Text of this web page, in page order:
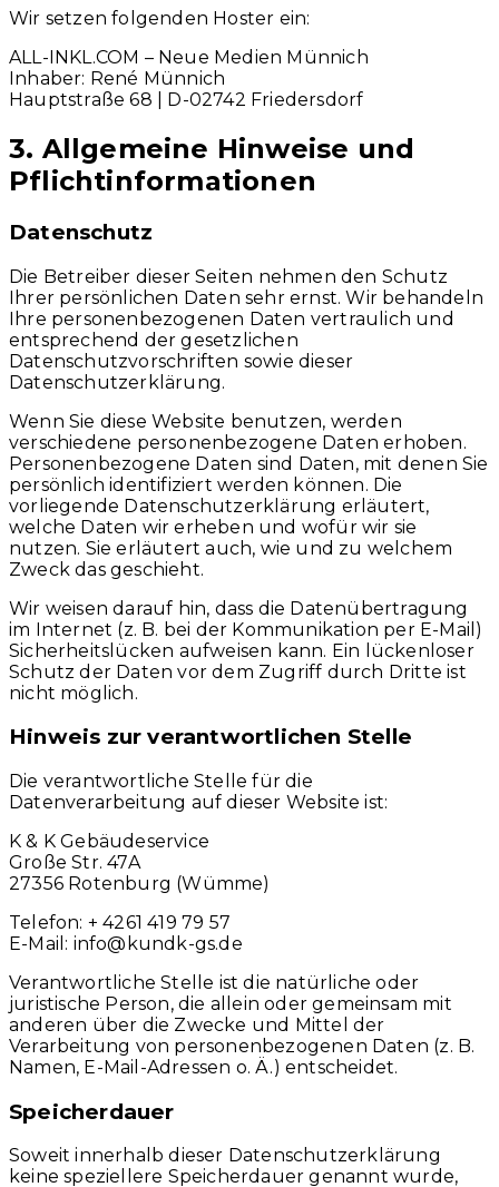
Wir setzen folgenden Hoster ein:
ALL-INKL.COM – Neue Medien Münnich
Inhaber: René Münnich
Hauptstraße 68 | D-02742 Friedersdorf
3. Allgemeine Hinweise und
Pflicht­informationen
Datenschutz
Die Betreiber dieser Seiten nehmen den Schutz
Ihrer persönlichen Daten sehr ernst. Wir behandeln
Ihre personenbezogenen Daten vertraulich und
entsprechend der gesetzlichen
Datenschutzvorschriften sowie dieser
Datenschutzerklärung.
Wenn Sie diese Website benutzen, werden
verschiedene personenbezogene Daten erhoben.
Personenbezogene Daten sind Daten, mit denen Sie
persönlich identifiziert werden können. Die
vorliegende Datenschutzerklärung erläutert,
welche Daten wir erheben und wofür wir sie
nutzen. Sie erläutert auch, wie und zu welchem
Zweck das geschieht.
Wir weisen darauf hin, dass die Datenübertragung
im Internet (z. B. bei der Kommunikation per E-Mail)
Sicherheitslücken aufweisen kann. Ein lückenloser
Schutz der Daten vor dem Zugriff durch Dritte ist
nicht möglich.
Hinweis zur verantwortlichen Stelle
Die verantwortliche Stelle für die
Datenverarbeitung auf dieser Website ist:
K & K Gebäudeservice
Große Str. 47A
27356 Rotenburg (Wümme)
Telefon: + 4261 419 79 57
E-Mail: info@kundk-gs.de
Verantwortliche Stelle ist die natürliche oder
juristische Person, die allein oder gemeinsam mit
anderen über die Zwecke und Mittel der
Verarbeitung von personenbezogenen Daten (z. B.
Namen, E-Mail-Adressen o. Ä.) entscheidet.
Speicherdauer
Soweit innerhalb dieser Datenschutzerklärung
keine speziellere Speicherdauer genannt wurde,